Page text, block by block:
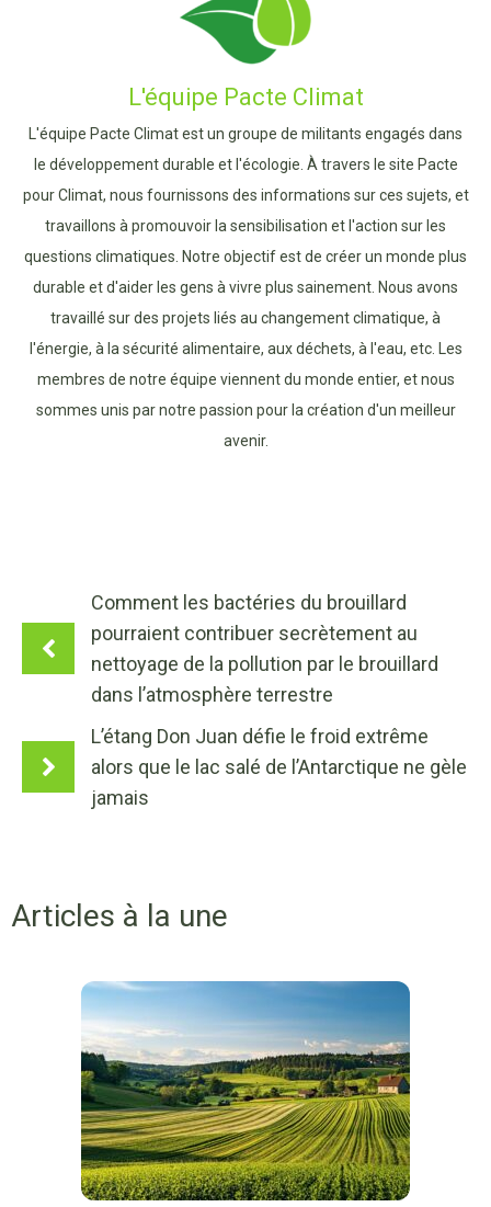
L'équipe Pacte Climat
L'équipe Pacte Climat est un groupe de militants engagés dans
le développement durable et l'écologie. À travers le site Pacte
pour Climat, nous fournissons des informations sur ces sujets, et
travaillons à promouvoir la sensibilisation et l'action sur les
questions climatiques. Notre objectif est de créer un monde plus
durable et d'aider les gens à vivre plus sainement. Nous avons
travaillé sur des projets liés au changement climatique, à
l'énergie, à la sécurité alimentaire, aux déchets, à l'eau, etc. Les
membres de notre équipe viennent du monde entier, et nous
sommes unis par notre passion pour la création d'un meilleur
avenir.
Comment les bactéries du brouillard
pourraient contribuer secrètement au
nettoyage de la pollution par le brouillard
dans l’atmosphère terrestre
L’étang Don Juan défie le froid extrême
alors que le lac salé de l’Antarctique ne gèle
jamais
Articles à la une